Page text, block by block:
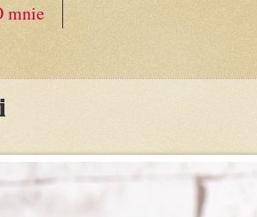
mnie